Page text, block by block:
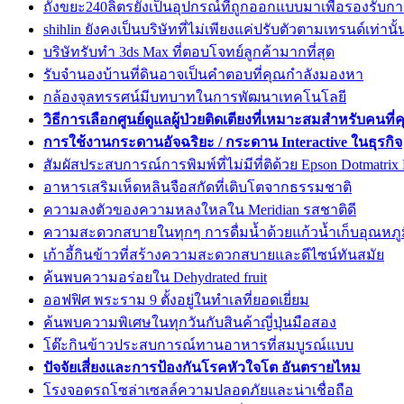
ถังขยะ240ลิตรยังเป็นอุปกรณ์ที่ถูกออกแบบมาเพื่อรองรับก
shihlin ยังคงเป็นบริษัทที่ไม่เพียงแค่ปรับตัวตามเทรนด์เท่านั้
บริษัทรับทำ 3ds Max ที่ตอบโจทย์ลูกค้ามากที่สุด
รับจำนองบ้านที่ดินอาจเป็นคำตอบที่คุณกำลังมองหา
กล้องจุลทรรศน์มีบทบาทในการพัฒนาเทคโนโลยี
วิธีการเลือกศูนย์ดูแลผู้ป่วยติดเตียงที่เหมาะสมสำหรับคนที่
การใช้งานกระดานอัจฉริยะ / กระดาน Interactive ในธุรกิจ
สัมผัสประสบการณ์การพิมพ์ที่ไม่มีที่ติด้วย Epson Dotmatrix
อาหารเสริมเห็ดหลินจือสกัดที่เติบโตจากธรรมชาติ
ความลงตัวของความหลงใหลใน Meridian รสชาติดี
ความสะดวกสบายในทุกๆ การดื่มน้ำด้วยแก้วน้ำเก็บอุณหภู
เก้าอี้กินข้าวที่สร้างความสะดวกสบายและดีไซน์ทันสมัย
ค้นพบความอร่อยใน Dehydrated fruit
ออฟฟิศ พระราม 9 ตั้งอยู่ในทำเลที่ยอดเยี่ยม
ค้นพบความพิเศษในทุกวันกับสินค้าญี่ปุ่นมือสอง
โต๊ะกินข้าวประสบการณ์ทานอาหารที่สมบูรณ์แบบ
ปัจจัยเสี่ยงและการป้องกันโรคหัวใจโต อันตรายไหม
โรงจอดรถโซล่าเซลล์ความปลอดภัยและน่าเชื่อถือ